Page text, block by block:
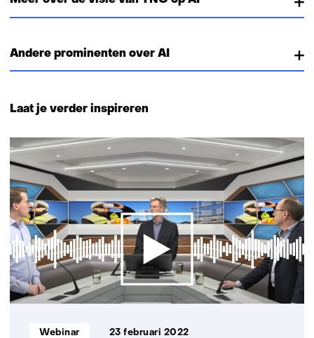
Andere prominenten over AI
Laat je verder inspireren
resultaat
Informatietype:
Webinar 23 februari 2022